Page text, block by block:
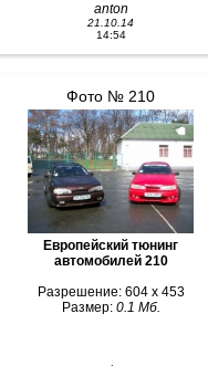
anton
21.10.14
14:54
Фото № 210
Европейский тюнинг
автомобилей 210
Разрешение: 604 x 453
Размер: 0.1 Мб.